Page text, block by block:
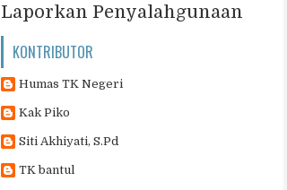
Laporkan Penyalahgunaan
KONTRIBUTOR
Humas TK Negeri
Kak Piko
Siti Akhiyati, S.Pd
TK bantul